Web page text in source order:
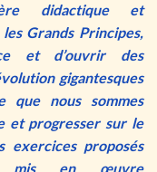
didactique et
Grands Principes,
et d’ouvrir des
gigantesques
que nous sommes
et progresser sur le
exercices proposés
mis en œuvre